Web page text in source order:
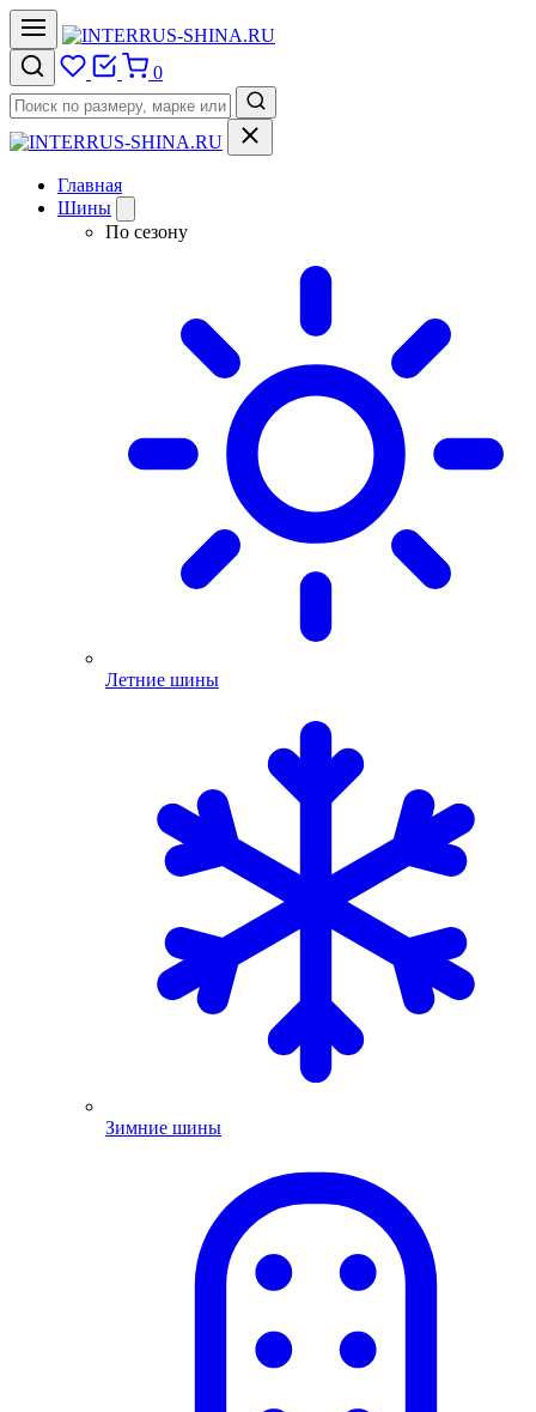
0
Главная
Шины
По сезону
Летние шины
Зимние шины